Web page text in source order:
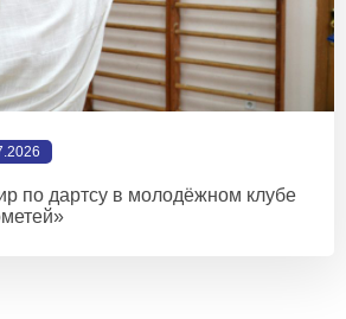
по дартсу в молодёжном клубе